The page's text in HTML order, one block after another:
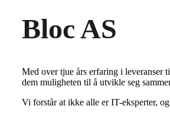
Bloc AS
Med over tjue års erfaring i leveranser
dem muligheten til å utvikle seg
Vi forstår at ikke alle er IT-eksperter,